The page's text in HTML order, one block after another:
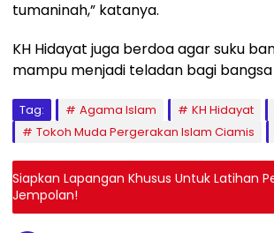
tumaninah,” katanya.
KH Hidayat juga berdoa agar suku
mampu menjadi teladan bagi bangsa
Tag: Agama Islam KH Hidayat
Tokoh Muda Pergerakan Islam Ciamis
Siapkan Lapangan Khusus Untuk Latihan
Jempolan!